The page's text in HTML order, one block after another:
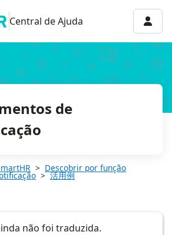
Central de Ajuda
de
Descobrir por função
活用例
não foi traduzida.